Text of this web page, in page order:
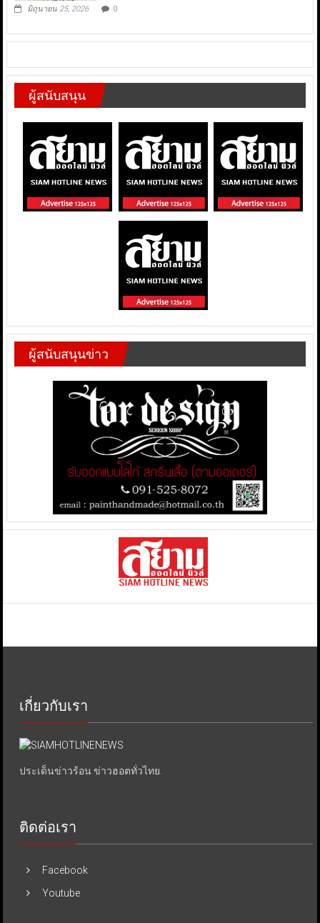
มิถุนายน 25, 2026 0
ผู้สนับสนุน
ผู้สนับสนุนข่าว
เกี่ยวกับเรา
ประเด็นข่าวร้อน ข่าวฮอตทั่วไทย.
ติดต่อเรา
Facebook
Youtube